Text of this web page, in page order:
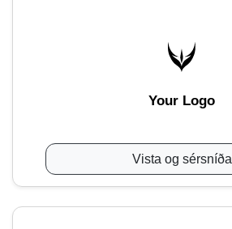
Your Logo
Vista og sérsníða